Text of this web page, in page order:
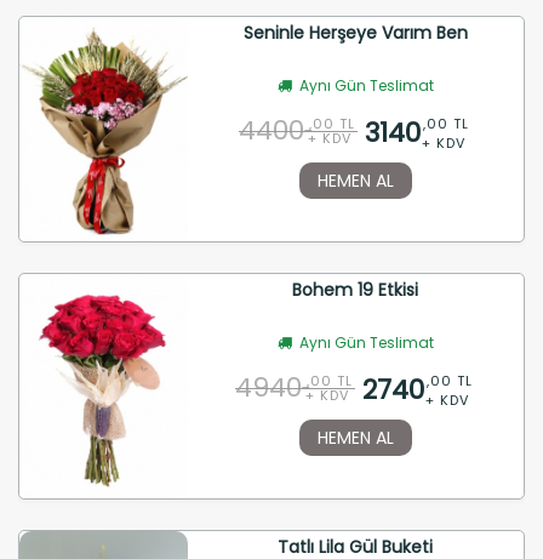
Seninle Herşeye Varım Ben
Aynı Gün Teslimat
4400 ,00 TL
+ KDV 3140,00 TL
+ KDV
HEMEN AL
Bohem 19 Etkisi
Aynı Gün Teslimat
4940 ,00 TL
+ KDV 2740,00 TL
+ KDV
HEMEN AL
Tatlı Lila Gül Buketi